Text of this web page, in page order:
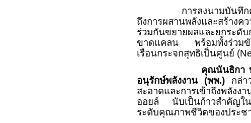
การลงนามบันทึก
ถึงการผสานพลังและสร้าง
ร่วมกันขยายผลและยกระดั
ขาดแคลน พร้อมทั้งร่วมขับ
เรือนกระจกสุทธิเป็นศูนย์ (
คุณนันธิกา
อนุรักษ์พลังงาน (พพ.) กล่า
สะอาดและการเข้าถึงพลัง
ออยล์ นับเป็นก้าวสำคัญใน
ระดับคุณภาพชีวิตของประช